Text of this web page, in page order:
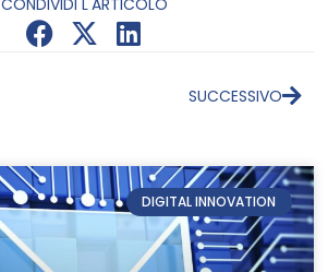
CONDIVIDI L'ARTICOLO
SUCCESSIVO
DIGITAL INNOVATION